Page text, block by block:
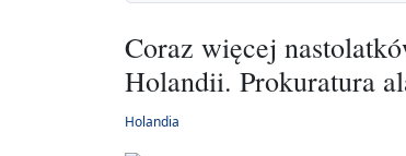
Coraz więcej
Holandii. Prokuratura
Holandia